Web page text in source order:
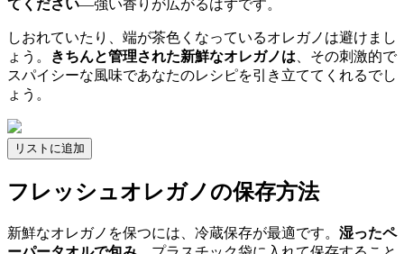
てください—強い香りが広がるはずです。
しおれていたり、端が茶色くなっているオレガノは避けまし
ょう。
きちんと管理された新鮮なオレガノは 、その刺激的で
スパイシーな風味であなたのレシピを引き立ててくれるでし
ょう。
リストに追加
フレッシュオレガノの保存方法
新鮮なオレガノを保つには、冷蔵保存が最適です。 湿ったペ